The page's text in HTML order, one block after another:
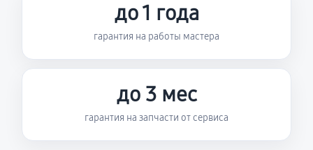
до 1 года
гарантия на работы мастера
до 3 мес
гарантия на запчасти от сервиса